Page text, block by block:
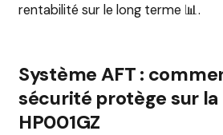
rentabilité sur le long terme 📊.
Système AFT :
sécurité protège sur la
HP001GZ